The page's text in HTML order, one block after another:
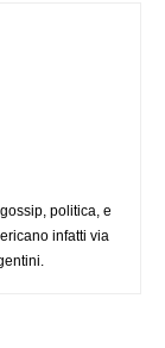
politica, e
infatti via